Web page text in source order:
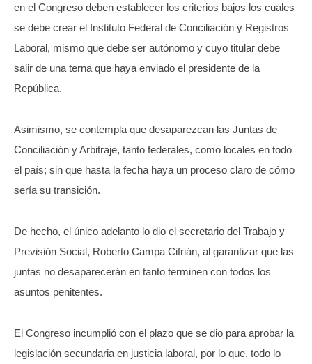
en el Congreso deben establecer los criterios bajos los cuales
se debe crear el Instituto Federal de Conciliación y Registros
Laboral, mismo que debe ser autónomo y cuyo titular debe
salir de una terna que haya enviado el presidente de la
República.
Asimismo, se contempla que desaparezcan las Juntas de
Conciliación y Arbitraje, tanto federales, como locales en todo
el país; sin que hasta la fecha haya un proceso claro de cómo
sería su transición.
De hecho, el único adelanto lo dio el secretario del Trabajo y
Previsión Social, Roberto Campa Cifrián, al garantizar que las
juntas no desaparecerán en tanto terminen con todos los
asuntos penitentes.
El Congreso incumplió con el plazo que se dio para aprobar la
legislación secundaria en justicia laboral, por lo que, todo lo